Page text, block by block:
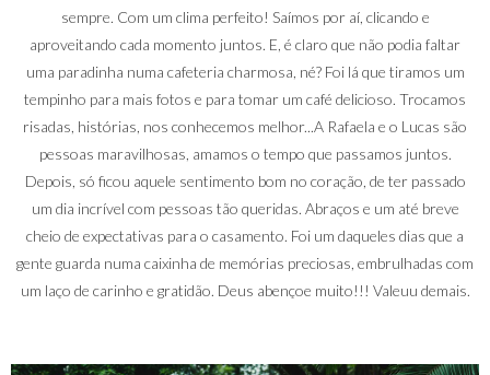
sempre. Com um clima perfeito! Saímos por aí, clicando e
aproveitando cada momento juntos. E, é claro que não podia faltar
uma paradinha numa cafeteria charmosa, né? Foi lá que tiramos um
tempinho para mais fotos e para tomar um café delicioso. Trocamos
risadas, histórias, nos conhecemos melhor...A Rafaela e o Lucas são
pessoas maravilhosas, amamos o tempo que passamos juntos.
Depois, só ficou aquele sentimento bom no coração, de ter passado
um dia incrível com pessoas tão queridas. Abraços e um até breve
cheio de expectativas para o casamento. Foi um daqueles dias que a
gente guarda numa caixinha de memórias preciosas, embrulhadas com
um laço de carinho e gratidão. Deus abençoe muito!!! Valeuu demais.